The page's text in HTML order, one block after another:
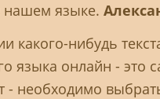
нашем языке.
какого-нибудь
языка онлайн - это
- необходимо